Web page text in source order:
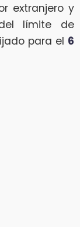
extranjero y
límite de
para el 6